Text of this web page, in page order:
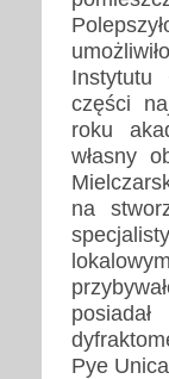
Instytutu
części
roku
własny
na
Pye